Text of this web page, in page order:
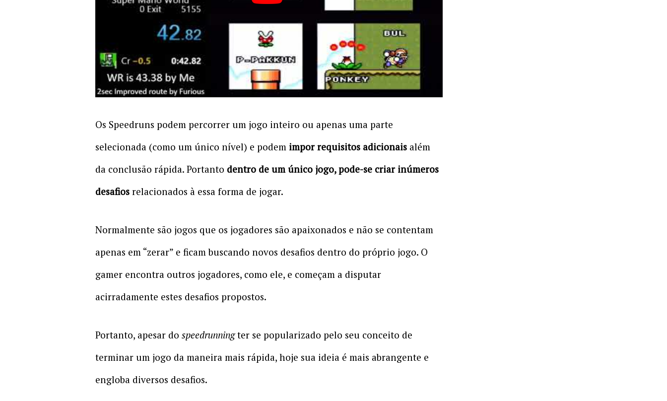
Os Speedruns podem percorrer um jogo inteiro ou apenas uma parte
selecionada (como um único nível) e podem impor requisitos adicionais além
da conclusão rápida. Portanto dentro de um único jogo, pode-se criar inúmeros
desafios relacionados à essa forma de jogar.
Normalmente são jogos que os jogadores são apaixonados e não se contentam
apenas em “zerar” e ficam buscando novos desafios dentro do próprio jogo. O
gamer encontra outros jogadores, como ele, e começam a disputar
acirradamente estes desafios propostos.
Portanto, apesar do speedrunningter se popularizado pelo seu conceito de
terminar um jogo da maneira mais rápida, hoje sua ideia é mais abrangente e
engloba diversos desafios.